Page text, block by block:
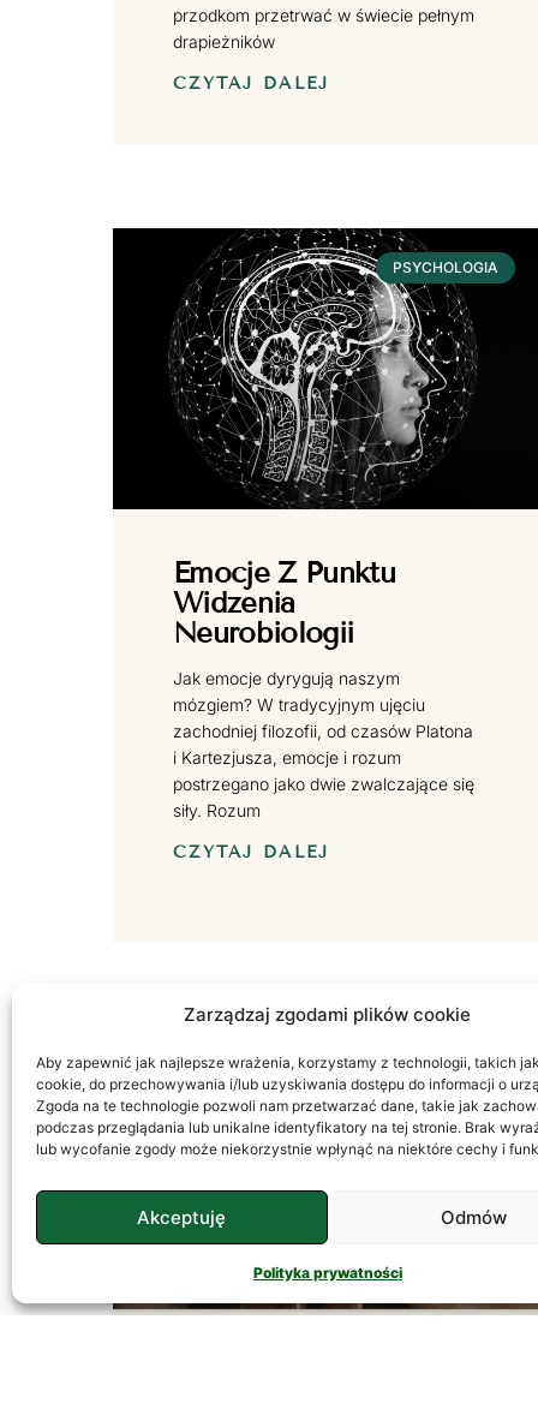
Zarządzaj zgodami plików cookie
Aby zapewnić jak najlepsze wrażenia, korzystamy z technologii, takich
cookie, do przechowywania i/lub uzyskiwania dostępu do informacji o
Zgoda na te technologie pozwoli nam przetwarzać dane, takie jak
podczas przeglądania lub unikalne identyfikatory na tej stronie. Brak
lub wycofanie zgody może niekorzystnie wpłynąć na niektóre cechy i
Akceptuję Odmów
Polityka prywatności
przodkom przetrwać w świecie pełnym
drapieżników
CZYTAJ DALEJ
PSYCHOLOGIA
Emocje Z Punktu
Widzenia
Neurobiologii
Jak emocje dyrygują naszym
mózgiem? W tradycyjnym ujęciu
zachodniej filozofii, od czasów Platona
i Kartezjusza, emocje i rozum
postrzegano jako dwie zwalczające się
siły. Rozum
CZYTAJ DALEJ
PSYCHOLOGIA